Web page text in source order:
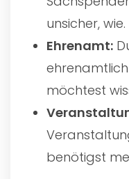
unsicher, wie.
Ehrenamt:
möchtest
benötigst